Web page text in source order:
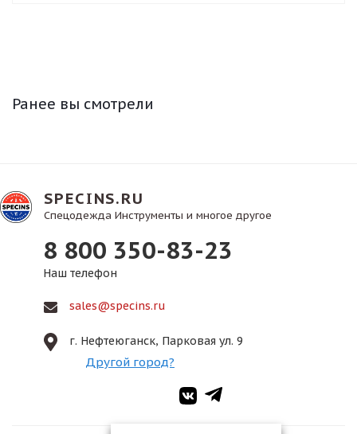
Ранее вы смотрели
SPECINS.RU
Спецодежда Инструменты и многое другое
8 800 350-83-23
Наш телефон
sales@specins.ru
г. Нефтеюганск, Парковая ул. 9
Другой город?